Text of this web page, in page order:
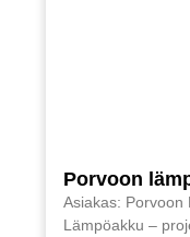
Porvoon
Asiakas: Porvoon
Lämpöakku –